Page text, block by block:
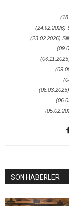
(24.02.2026)
(23.02.2026)
SON HABERLER